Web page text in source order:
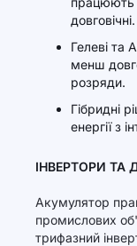
довговічні.
Гелеві та
менш
розряди.
Гібридні
енергії з
ІНВЕРТОРИ ТА
Акумулятор
промислових
трифазний